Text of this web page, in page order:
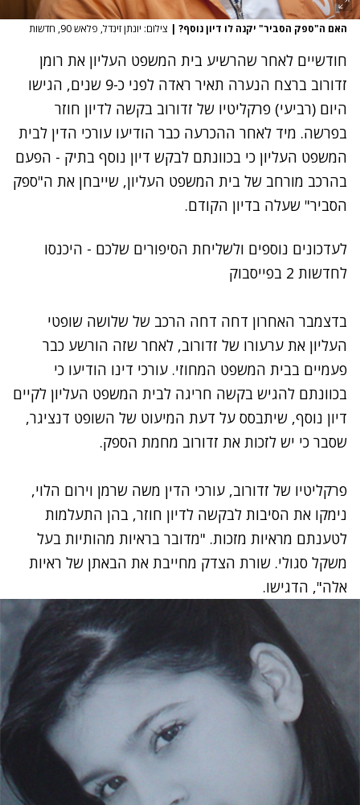
האם ה"ספק הסביר" יקנה לו דיון נוסף? | צילום: יונתן זינדל, פלאש 90, חדשות
חודשיים לאחר שהרשיע בית המשפט העליון את רומן
זדורוב ברצח הנערה תאיר ראדה לפני כ-9 שנים, הגישו
היום (רביעי) פרקליטיו של זדורוב בקשה לדיון חוזר
בפרשה. מיד לאחר ההכרעה כבר הודיעו עורכי הדין לבית
המשפט העליון כי בכוונתם לבקש דיון נוסף בתיק - הפעם
בהרכב מורחב של בית המשפט העליון, שייבחן את ה"ספק
הסביר" שעלה בדיון הקודם.
לעדכונים נוספים ולשליחת הסיפורים שלכם - היכנסו
לחדשות 2 בפייסבוק
בדצמבר האחרון דחה דחה הרכב של שלושה שופטי
העליון את ערעורו של זדורוב, לאחר שזה הורשע כבר
פעמיים בבית המשפט המחוזי. עורכי דינו הודיעו כי
בכוונתם להגיש בקשה חריגה לבית המשפט העליון לקיים
דיון נוסף, שיתבסס על דעת המיעוט של השופט דנציגר,
שסבר כי יש לזכות את זדורוב מחמת הספק.
פרקליטיו של זדורוב, עורכי הדין משה שרמן וירום הלוי,
נימקו את הסיבות לבקשה לדיון חוזר, בהן התעלמות
לטענתם מראיות מזכות. "מדובר בראיות מהותיות בעל
משקל סגולי. שורת הצדק מחייבת את הבאתן של ראיות
אלה", הדגישו.